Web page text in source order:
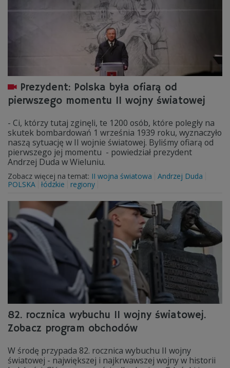
Prezydent: Polska była ofiarą od
pierwszego momentu II wojny światowej
- Ci, którzy tutaj zginęli, te 1200 osób, które poległy na
skutek bombardowań 1 września 1939 roku, wyznaczyło
naszą sytuację w II wojnie światowej. Byliśmy ofiarą od
pierwszego jej momentu - powiedział prezydent
Andrzej Duda w Wieluniu.
Zobacz więcej na temat: II wojna światowa
Andrzej Duda
POLSKA łódzkie regiony
82. rocznica wybuchu II wojny światowej.
Zobacz program obchodów
W środę przypada 82. rocznica wybuchu II wojny
światowej - największej i najkrwawszej wojny w historii